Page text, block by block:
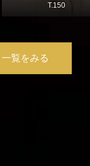
T.150
覧をみる